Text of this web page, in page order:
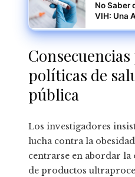
No Saber
VIH: Una
políticas de
pública
Los investigadores
lucha contra la
centrarse en abordar la
de productos